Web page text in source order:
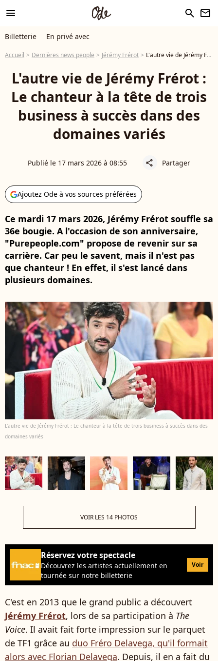
menu search newsletter
Billetterie En privé avec
Accueil Dernières news people Jérémy Frérot L'autre vie de Jérémy Frérot : Le chanteur à la tête de trois business à succès dans des domaines variés
L'autre vie de Jérémy Frérot :
Le chanteur à la tête de trois
business à succès dans des
domaines variés
Publié le 17 mars 2026 à 08:55 share Partager
Ajoutez Ode à vos sources préférées
Ce mardi 17 mars 2026, Jérémy Frérot souffle sa
36e bougie. A l'occasion de son anniversaire,
"Purepeople.com" propose de revenir sur sa
carrière. Car peu le savent, mais il n'est pas
que chanteur ! En effet, il s'est lancé dans
plusieurs domaines.
L'autre vie de Jérémy Frérot : Le chanteur à la tête de trois business à succès dans des
domaines variés
VOIR LES 14 PHOTOS
Réservez votre spectacle
Découvrez les artistes actuellement en
tournée sur notre billetterie
Voir
C'est en 2013 que le grand public a découvert
Jérémy Frérot, lors de sa participation à The
Voice. Il avait fait forte impression sur le parquet
de TF1 grâce au duo Fréro Delavega, qu'il formait
alors avec Florian Delavega. Depuis, il en a fait du